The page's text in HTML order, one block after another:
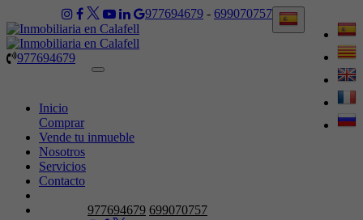
977694679 - 699070757
977694679
Toggle
Inicio
Comprar
Vende tu inmueble
Nosotros
Servicios
Contacto
977694679 699070757